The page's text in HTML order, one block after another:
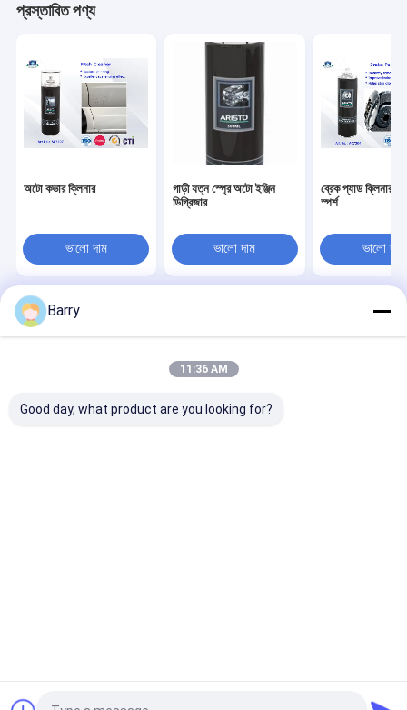
প্রস্তাবিত পণ্য
অটো কভার ক্লিনার
ভালো দাম
গাড়ী যত্ন স্প্রে অটো ইঞ্জিন
ডিগ্রিজার
ভালো দাম
ব্রেক প্যাড ক্লিনার
স্পর্শ
ভালো দাম
সাইট ম্যাপ
গোপনীয়তা নীতি
চীন কারখানা.Copyright © 2026 Aristo Industries
Corporation Limited. All Rights Reserved.
Barry
11:36 AM
Good day, what product are you looking for?